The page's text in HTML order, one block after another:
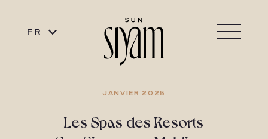
FR
JANVIER 2025
Les Spas des Resorts